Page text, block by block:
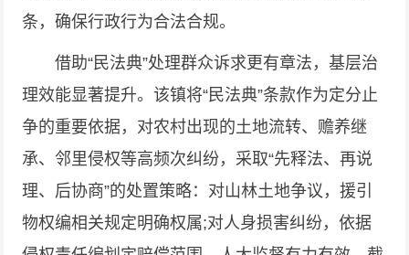
条，确保行政行为合法合规。
借助“民法典”处理群众诉求更有章法，基层治
理效能显著提升。该镇将“民法典”条款作为定分止
争的重要依据，对农村出现的土地流转、赡养继
承、邻里侵权等高频次纠纷，采取“先释法、再说
理、后协商”的处置策略：对山林土地争议，援引
物权编相关规定明确权属;对人身损害纠纷，依据